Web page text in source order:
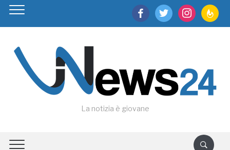
facebooktwitter instagram
La notizia è giovane